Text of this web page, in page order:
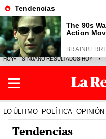
HOY SINUANO RESULTADOS HOY
LO ÚLTIMO POLÍTICA OPINIÓN
Tendencias